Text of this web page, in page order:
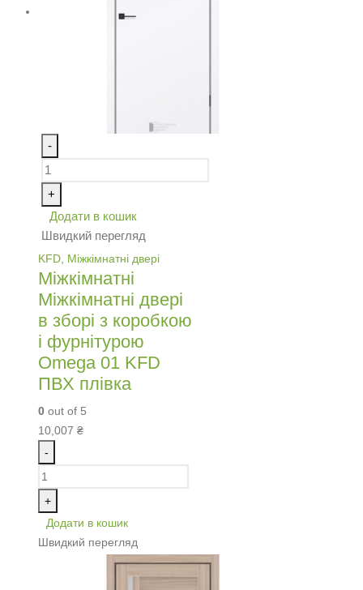
-
+
Додати в кошик
Швидкий перегляд
KFD Міжкімнатні двері
Міжкімнатні
Міжкімнатні двері
в зборі з коробкою
і фурнітурою
Omega 01 KFD
ПВХ плівка
0 out of 5
10,007 ₴
-
+
Додати в кошик
Швидкий перегляд